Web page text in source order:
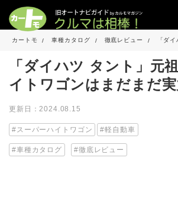
カートモ 車種カタログ 徹底レビュー 「ダ
「ダイハツ タント」元
イトワゴンはまだまだ
更新日：2024.08.15
スーパーハイトワゴン 軽自動車
車種カタログ 徹底レビュー